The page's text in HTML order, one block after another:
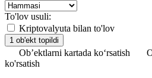
To'lov usuli:
Kriptovalyuta bilan to'lov
Ob’ektlarni kartada ko‘rsatish
ko'rsatish